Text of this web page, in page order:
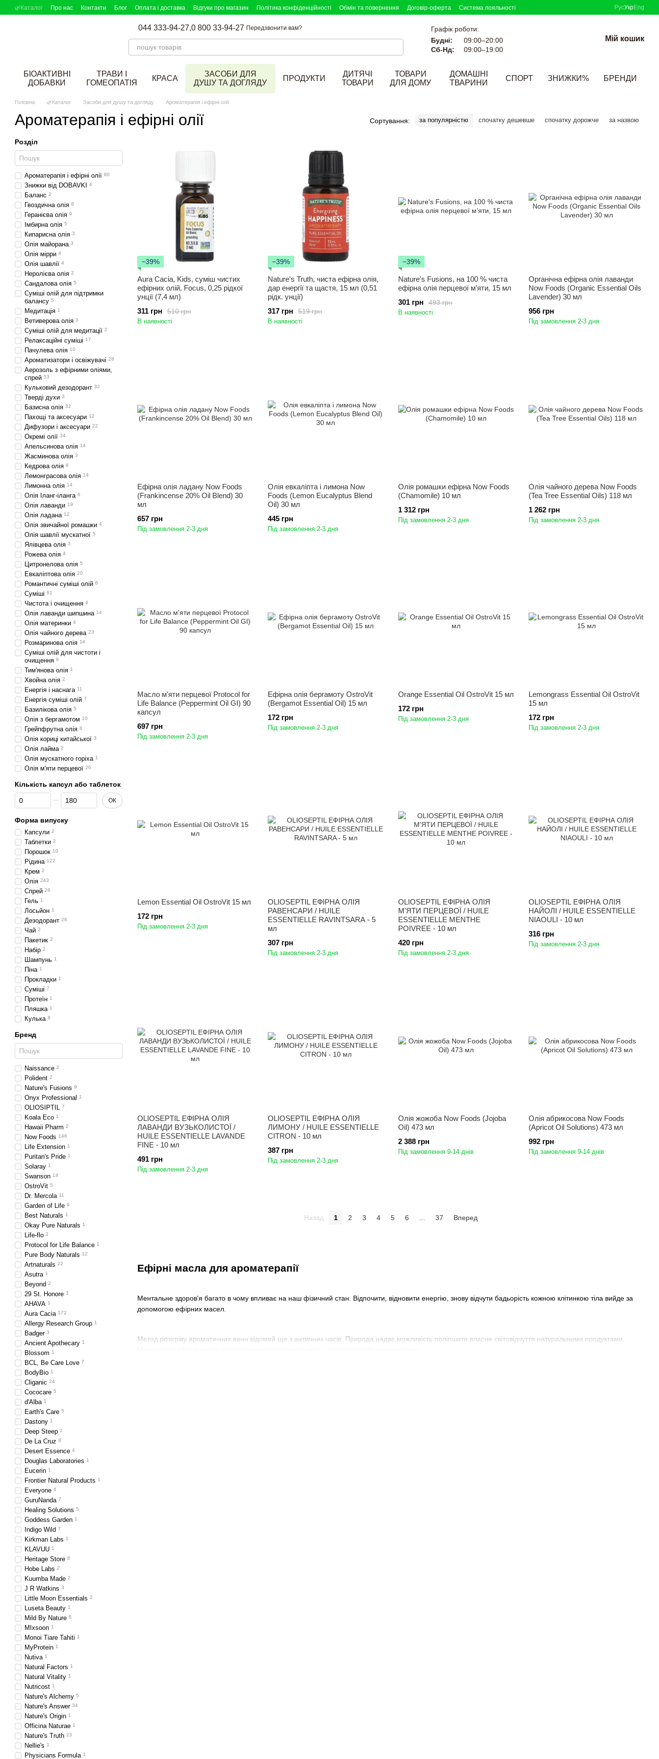
Перейти до основного контенту
🌿Каталог Про нас Контакти Блог Оплата і доставка Відгуки про магазин Політика конфіденційності Обмін та повернення Договір-оферта
Система лояльності
РусУкрEng
044 333-94-27,0 800 33-94-27 Передзвонити вам?
Графік роботи:
Будні:
09:00–20:00
Сб-Нд:
09:00–19:00
Мій кошик
БІОАКТИВНІ
ДОБАВКИ
ТРАВИ І
ГОМЕОПАТІЯ
КРАСА
ЗАСОБИ ДЛЯ
ДУШУ ТА ДОГЛЯДУ
ПРОДУКТИ
ДИТЯЧІ
ТОВАРИ
ТОВАРИ
ДЛЯ ДОМУ
ДОМАШНІ
ТВАРИНИ
СПОРТ ЗНИЖКИ% БРЕНДИ
Головна 🌿Каталог Засоби для душу та догляду Ароматерапія і ефірні олії
Ароматерапія і ефірні олії Сортування: за популярністю спочатку дешевше спочатку дорожче за назвою
Ефірні масла для ароматерапії
Ментальне здоров'я багато в чому впливає на наш фізичний стан. Відпочити, відновити енергію, знову відчути бадьорість кожною клітинкою тіла вийде за
допомогою ефірних масел.
Метод розігріву ароматичних ванн відомий ще з античних часів. Природа надає можливість поліпшити власне світовідчуття натуральними продуктами.
−39%
Aura Cacia, Kids, суміш чистих
ефірних олій, Focus, 0,25 рідкої
унції (7,4 мл)
510 грн
311 грн
В наявності
−39%
Nature's Truth, чиста ефірна олія,
дар енергії та щастя, 15 мл (0,51
рідк. унції)
519 грн
317 грн
В наявності
−39%
Nature's Fusions, на 100 % чиста
ефірна олія перцевої м’яти, 15 мл
493 грн
301 грн
В наявності
Органічна ефірна олія лаванди
Now Foods (Organic Essential Oils
Lavender) 30 мл
956 грн
Під замовлення 2-3 дня
Ефірна олія ладану Now Foods
(Frankincense 20% Oil Blend) 30
мл
657 грн
Під замовлення 2-3 дня
Олія евкаліпта і лимона Now
Foods (Lemon Eucalyptus Blend
Oil) 30 мл
445 грн
Під замовлення 2-3 дня
Олія ромашки ефірна Now Foods
(Chamomile) 10 мл
1 312 грн
Під замовлення 2-3 дня
Олія чайного дерева Now Foods
(Tea Tree Essential Oils) 118 мл
1 262 грн
Під замовлення 2-3 дня
Масло м'яти перцевої Protocol for
Life Balance (Peppermint Oil GI) 90
капсул
697 грн
Під замовлення 2-3 дня
Ефірна олія бергамоту OstroVit
(Bergamot Essential Oil) 15 мл
172 грн
Під замовлення 2-3 дня
Orange Essential Oil OstroVit 15 мл
172 грн
Під замовлення 2-3 дня
Lemongrass Essential Oil OstroVit
15 мл
172 грн
Під замовлення 2-3 дня
Lemon Essential Oil OstroVit 15 мл
172 грн
Під замовлення 2-3 дня
OLIOSEPTIL ЕФІРНА ОЛІЯ
РАВЕНСАРИ / HUILE
ESSENTIELLE RAVINTSARA - 5
мл
307 грн
Під замовлення 2-3 дня
OLIOSEPTIL ЕФІРНА ОЛІЯ
М'ЯТИ ПЕРЦЕВОЇ / HUILE
ESSENTIELLE MENTHE
POIVREE - 10 мл
420 грн
Під замовлення 2-3 дня
OLIOSEPTIL ЕФІРНА ОЛІЯ
НАЙОЛІ / HUILE ESSENTIELLE
NIAOULI - 10 мл
316 грн
Під замовлення 2-3 дня
OLIOSEPTIL ЕФІРНА ОЛІЯ
ЛАВАНДИ ВУЗЬКОЛИСТОЇ /
HUILE ESSENTIELLE LAVANDE
FINE - 10 мл
491 грн
Під замовлення 2-3 дня
OLIOSEPTIL ЕФІРНА ОЛІЯ
ЛИМОНУ / HUILE ESSENTIELLE
CITRON - 10 мл
387 грн
Під замовлення 2-3 дня
Олія жожоба Now Foods (Jojoba
Oil) 473 мл
2 388 грн
Під замовлення 9-14 днів
Олія абрикосова Now Foods
(Apricot Oil Solutions) 473 мл
992 грн
Під замовлення 9-14 днів
Назад 1 2 3 4 5 6 37 Вперед
Розділ
Ароматерапія і ефірні олії 80
Знижки від DOBAVKI 4
Баланс 2
Гвоздична олія 8
Геранієва олія 9
Імбирна олія 5
Кипарисна олія 3
Олія майорана 3
Олія мірри 4
Олія шавлії 4
Неролієва олія 2
Сандалова олія 5
Суміші олій для підтримки
балансу 5
Медитація 1
Ветиверова олія 3
Суміші олій для медитації 2
Релаксаційні суміші 17
Пачулева олія 10
Ароматизатори і освіжувачі 28
Аерозоль з ефірними оліями,
спрей 53
Кульковий дезодорант 32
Тверді духи 3
Базисна олія 32
Пахощі та аксесуари 12
Дифузори і аксесуари 22
Окремі олії 34
Апельсинова олія 14
Жасминова олія 3
Кедрова олія 8
Лемонграсова олія 14
Лимонна олія 14
Олія Іланг-іланга 6
Олія лаванди 19
Олія ладана 12
Олія звичайної ромашки 4
Олія шавлії мускатної 5
Ялівцева олія 3
Рожева олія 4
Цитронелова олія 5
Евкаліптова олія 20
Романтичні суміші олій 6
Суміші 61
Чистота і очищення 4
Олія лаванди шипшина 14
Олія материнки 4
Олія чайного дерева 23
Розмаринова олія 14
Суміші олій для чистоти і
очищення 9
Тим'янова олія 1
Хвойна олія 2
Енергія і наснага 11
Енергія суміші олій 7
Базилікова олія 5
Олія з бергамотом 10
Грейпфрутна олія 8
Олія кориці китайської 3
Олія лайма 2
Олія мускатного горіха 1
Олія м'яти перцевої 26
Кількість капсул або таблеток
Від Кількість капсул або таблеток
До Кількість капсул або таблеток
ОК
Форма випуску
Капсули 2
Таблетки 2
Порошок 10
Рідина 122
Крем 2
Олія 243
Спрей 26
Гель 1
Лосьйон 1
Дезодорант 26
Чай 2
Пакетик 2
Набір 2
Шампунь 1
Піна 1
Прокладки 1
Суміші 7
Протеїн 1
Пляшка 1
Кулька 8
Бренд
Naissance 2
Polident 2
Nature's Fusions 9
Onyx Professional 1
OLIOSIPTIL 7
Koala Eco 1
Hawaii Pharm 2
Now Foods 146
Life Extension 1
Puritan's Pride 1
Solaray 1
Swanson 14
OstroVit 5
Dr. Mercola 11
Garden of Life 9
Best Naturals 1
Okay Pure Naturals 1
Life-flo 2
Protocol for Life Balance 1
Pure Body Naturals 12
Artnaturals 22
Asutra 1
Beyond 2
29 St. Honore 3
AHAVA 1
Aura Cacia 172
Allergy Research Group 1
Badger 3
Ancient Apothecary 1
Blossom 1
BCL, Be Care Love 7
BodyBio 1
Cliganic 24
Cococare 5
d'Alba 1
Earth's Care 5
Dastony 1
Deep Steep 2
De La Cruz 8
Desert Essence 4
Douglas Laboratories 1
Eucerin 1
Frontier Natural Products 1
Everyone 4
GuruNanda 7
Healing Solutions 5
Goddess Garden 1
Indigo Wild 7
Kirkman Labs 1
KLAVUU 1
Heritage Store 8
Hobe Labs 2
Kuumba Made 2
J R Watkins 3
Little Moon Essentials 2
Luseta Beauty 1
Mild By Nature 6
MIxsoon 1
Monoi Tiare Tahiti 1
MyProtein 1
Nutiva 1
Natural Factors 1
Natural Vitality 1
Nutricost 1
Nature's Alchemy 5
Nature's Answer 34
Nature's Origin 1
Officina Naturae 1
Nature's Truth 23
Nellie's 1
Physicians Formula 1